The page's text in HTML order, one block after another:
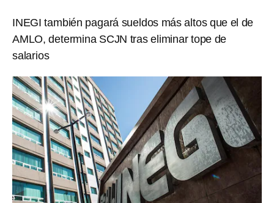
INEGI también pagará sueldos más altos que el de
AMLO, determina SCJN tras eliminar tope de
salarios